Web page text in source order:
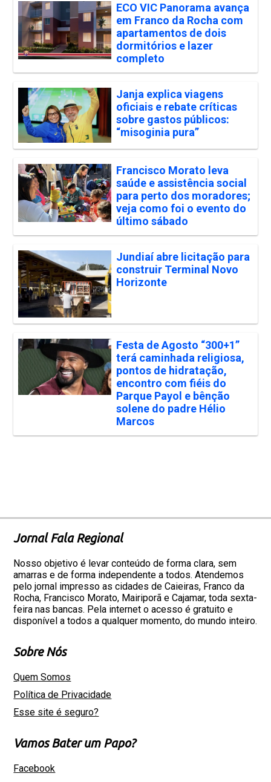
ECO VIC Panorama avança
em Franco da Rocha com
apartamentos de dois
dormitórios e lazer
completo
Janja explica viagens
oficiais e rebate críticas
sobre gastos públicos:
“misoginia pura”
Francisco Morato leva
saúde e assistência social
para perto dos moradores;
veja como foi o evento do
último sábado
Jundiaí abre licitação para
construir Terminal Novo
Horizonte
Festa de Agosto “300+1”
terá caminhada religiosa,
pontos de hidratação,
encontro com fiéis do
Parque Payol e bênção
solene do padre Hélio
Marcos
Jornal Fala Regional
Nosso objetivo é levar conteúdo de forma clara, sem
amarras e de forma independente a todos. Atendemos
pelo jornal impresso as cidades de Caieiras, Franco da
Rocha, Francisco Morato, Mairiporã e Cajamar, toda sexta-
feira nas bancas. Pela internet o acesso é gratuito e
disponível a todos a qualquer momento, do mundo inteiro.
Sobre Nós
Quem Somos
Política de Privacidade
Esse site é seguro?
Vamos Bater um Papo?
Facebook